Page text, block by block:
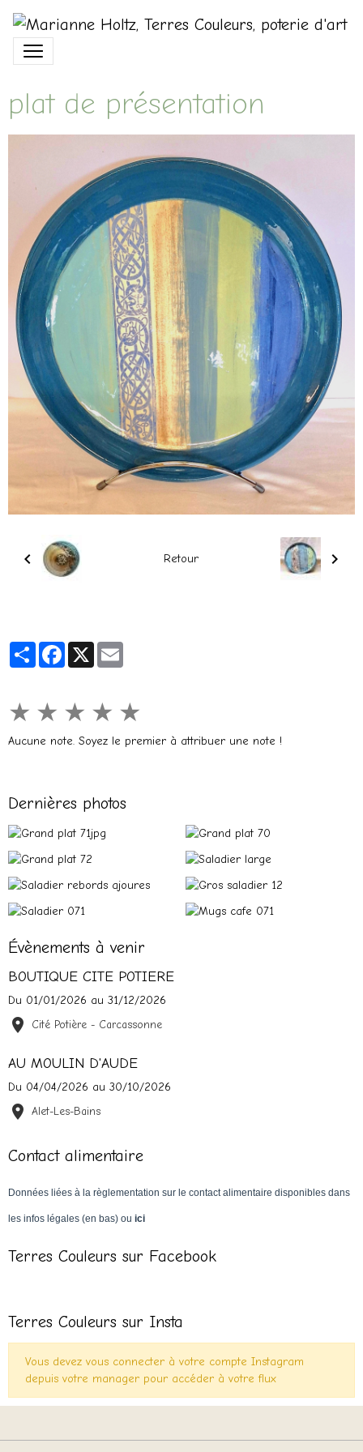
plat de présentation
Retour
PartagerFacebook
X
★ ★ ★ ★ ★
Aucune note. Soyez le premier à attribuer une note !
Dernières photos
Évènements à venir
BOUTIQUE CITE POTIERE
Du 01/01/2026 au 31/12/2026
Cité Potière - Carcassonne
AU MOULIN D'AUDE
Du 04/04/2026 au 30/10/2026
Alet-Les-Bains
Contact alimentaire
Données liées à la règlementation sur le contact alimentaire disponibles dans
les infos légales (en bas) ou ici
Terres Couleurs sur Facebook
Terres Couleurs sur Insta
Vous devez vous connecter à votre compte Instagram
depuis votre manager pour accéder à votre flux